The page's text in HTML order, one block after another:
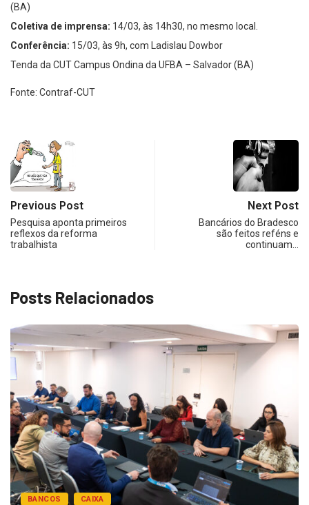
(BA)
Coletiva de imprensa: 14/03, às 14h30, no mesmo local.
Conferência: 15/03, às 9h, com Ladislau Dowbor
Tenda da CUT Campus Ondina da UFBA – Salvador (BA)
Fonte: Contraf-CUT
Previous Post
Pesquisa aponta primeiros
reflexos da reforma
trabalhista
Next Post
Bancários do Bradesco
são feitos reféns e
continuam…
Posts Relacionados
BANCOS CAIXA